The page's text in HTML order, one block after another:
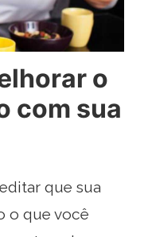
o
com sua
que sua
o que você